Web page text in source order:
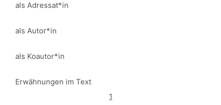
als Adressat*in
als Autor*in
als Koautor*in
Erwähnungen im Text
1